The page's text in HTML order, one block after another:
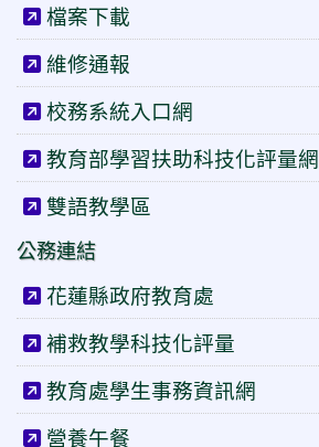
檔案下載
維修通報
校務系統入口網
教育部學習扶助科技化評量網
雙語教學區
公務連結
花蓮縣政府教育處
補救教學科技化評量
教育處學生事務資訊網
營養午餐